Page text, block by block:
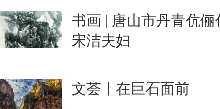
书画 | 唐山市丹青伉
宋洁夫妇
文荟丨在巨石面前